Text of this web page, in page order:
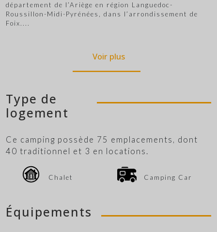
département de l’Ariège en région Languedoc-
Roussillon-Midi-Pyrénées, dans l’arrondissement de
Foix. ...
Voir plus
Type de
logement
Ce camping possède 75 emplacements, dont
40 traditionnel et 3 en locations.
Chalet Camping Car
Équipements